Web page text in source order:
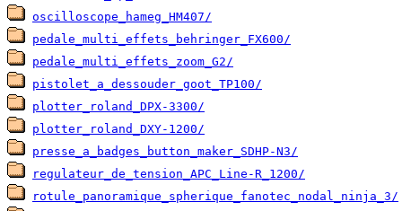
oscilloscope_hameg_HM407/
pedale_multi_effets_behringer_FX600/
pedale_multi_effets_zoom_G2/
pistolet_a_dessouder_goot_TP100/
plotter_roland_DPX-3300/
plotter_roland_DXY-1200/
presse_a_badges_button_maker_SDHP-N3/
regulateur_de_tension_APC_Line-R_1200/
rotule_panoramique_spherique_fanotec_nodal_ninja_3/